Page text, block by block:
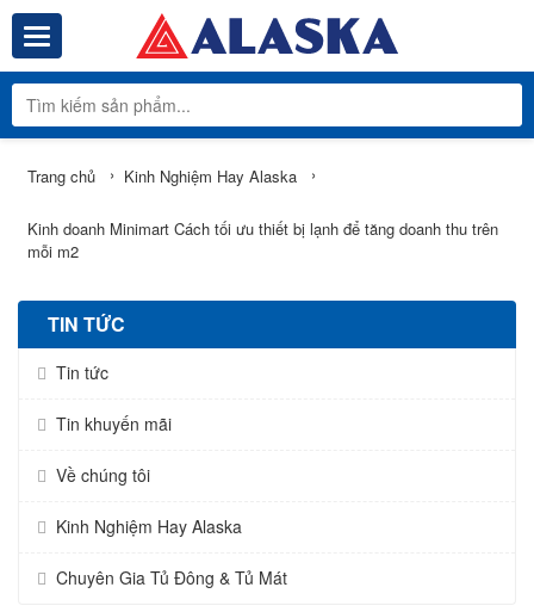
Toggle navigation Tổng Kho
Trang chủ › Kinh Nghiệm Hay Alaska ›
Kinh doanh Minimart Cách tối ưu thiết bị lạnh để tăng doanh thu trên
mỗi m2
TIN TỨC
Tin tức
Tin khuyến mãi
Về chúng tôi
Kinh Nghiệm Hay Alaska
Chuyên Gia Tủ Đông & Tủ Mát